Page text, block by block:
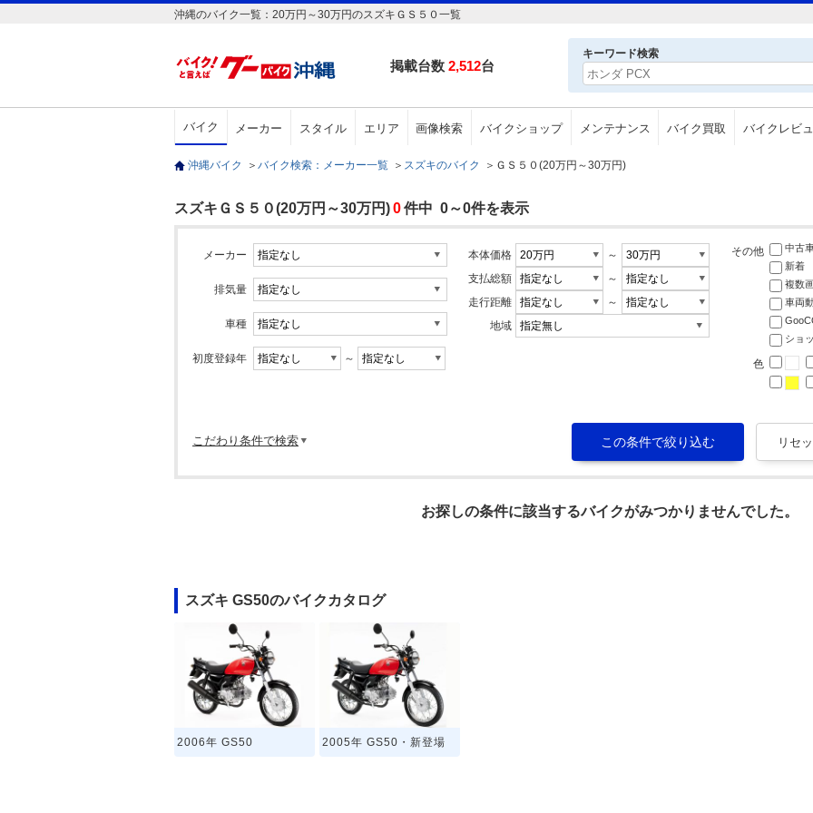
沖縄のバイク一覧：20万円～30万円のスズキＧＳ５０一覧
掲載台数 2,512台
キーワード検索
バイク メーカー スタイル エリア 画像検索 バイクショップ メンテナンス バイク買取 バイクレビ
沖縄バイク ＞ バイク検索：メーカー一覧 ＞ スズキのバイク ＞ ＧＳ５０(20万円～30万円)
スズキＧＳ５０(20万円～30万円)0件中 0～0件を表示
メーカー
排気量
車種
初度登録年 ～
本体価格
～
支払総額
～
走行距離
～
地域
その他 中古
新着
複数
車両
ショ
色
こだわり条件で検索
お探しの条件に該当するバイクがみつかりませんでした。
スズキ GS50のバイクカタログ
2006年 GS50 2005年 GS50・新登場